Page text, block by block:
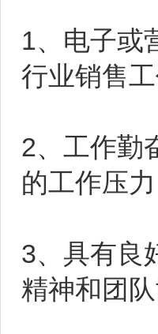
1、电子或
行业销售
2、工作勤
的工作压力
3、具有良
精神和团